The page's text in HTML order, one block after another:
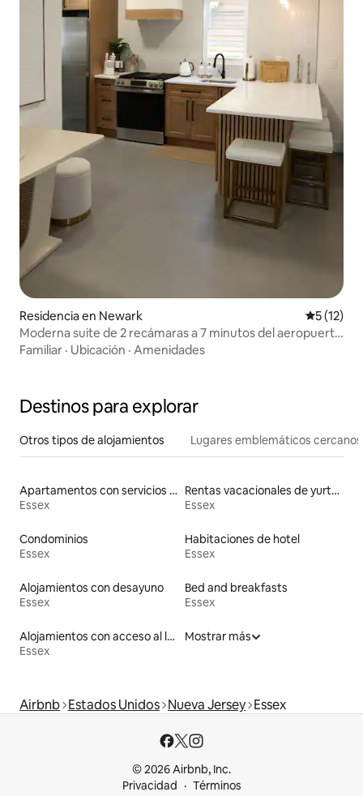
Residencia en Newark
5 (12)
Moderna suite de 2 recámaras a 7 minutos del aeropuerto
EWR de Newark
Familiar · Ubicación · Amenidades
Destinos para explorar
Otros tipos de alojamientos Lugares emblemáticos cercanos
Apartamentos con servicios incluidos vacacionales
Essex
Rentas vacacionales de yurtas con jacuzzi
Essex
Condominios
Essex
Habitaciones de hotel
Essex
Alojamientos con desayuno
Essex
Bed and breakfasts
Essex
Alojamientos con acceso al lago
Essex
Mostrar más
Airbnb Estados Unidos Nueva Jersey Essex
© 2026 Airbnb, Inc.
Privacidad
Términos